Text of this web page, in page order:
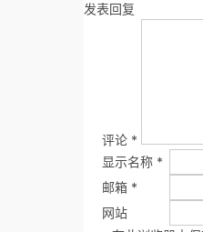
发表回复
评论 *
显示名称 *
邮箱 *
网站